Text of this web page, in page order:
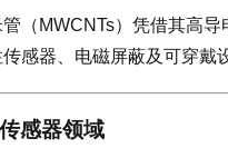
（MWCNTs）凭借其高
感器、电磁屏蔽及可穿戴
感器领域